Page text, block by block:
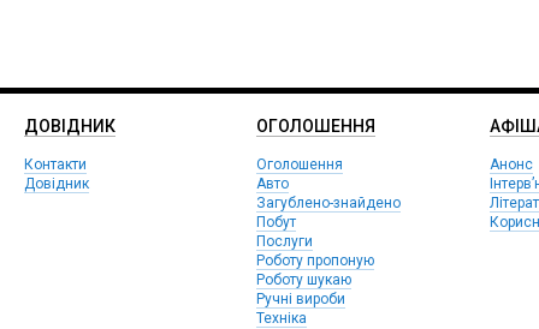
ДОВІДНИК
Контакти
Довідник
ОГОЛОШЕННЯ
Оголошення
Авто
Загублено-знайдено
Побут
Послуги
Роботу пропоную
Роботу шукаю
Ручні вироби
Техніка
Анонс